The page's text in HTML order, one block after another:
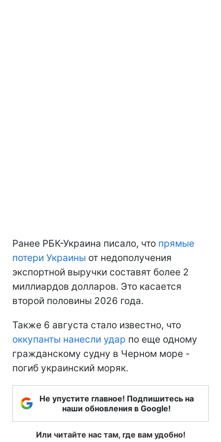
Ранее РБК-Украина писало, что прямые
потери Украины от недополучения
экспортной выручки составят более 2
миллиардов долларов. Это касается
второй половины 2026 года.
Также 6 августа стало известно, что
оккупанты нанесли удар по еще одному
гражданскому судну в Черном море -
погиб украинский моряк.
Не упустите главное! Подпишитесь на
наши обновления в Google!
Или читайте нас там, где вам удобно!